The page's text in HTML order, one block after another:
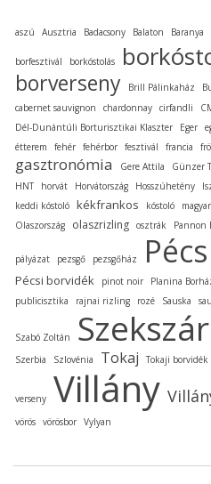
aszú Ausztria Badacsony Balaton Baranya
borfesztivál borkóstolás
borverseny Brill Pálinkaház
cabernet sauvignon chardonnay cirfandli
Dél-Dunántúli Borturisztikai Klaszter
Eger
étterem
fehér fehérbor fesztivál francia
gasztronómia Gere Attila Günzer
HNT
horvát Horvátország Hosszúhetény
keddi kóstoló kékfrankos kóstoló magyar
Olaszország
olaszrizling osztrák Pannon
pályázat pezsgő pezsgőház Pécs
Pécsi borvidék pinot noir Planina
publicisztika
rajnai rizling rozé Sauska
Szabó Zoltán
Szerbia Szlovénia Tokaj Tokaji borvidék
verseny Villány
vörös vörösbor Vylyan